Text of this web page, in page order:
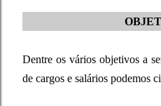
Dentre os vários objetivos a
de cargos e salários podemos